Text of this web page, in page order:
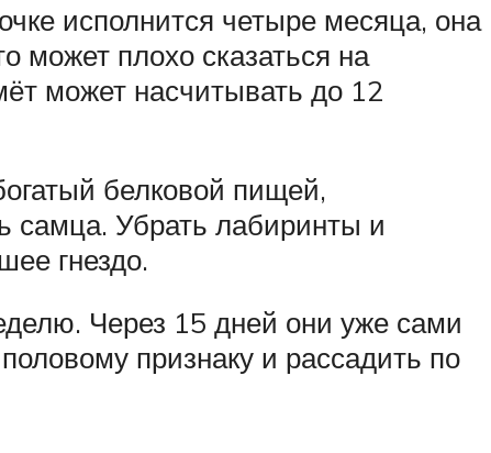
исполнится четыре месяца, она
может плохо сказаться на
может насчитывать до 12
белковой пищей,
самца. Убрать лабиринты и
гнездо.
Через 15 дней они уже сами
признаку и рассадить по